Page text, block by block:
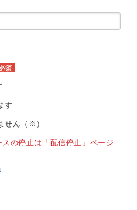
必須
す
せん（※）
の停止は「配信停止」ページ